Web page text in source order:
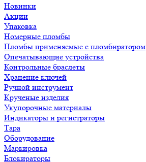
Новинки
Акции
Упаковка
Номерные пломбы
Пломбы применяемые с пломбиратором
Опечатывающие устройства
Контрольные браслеты
Хранение ключей
Ручной инструмент
Крученые изделия
Укупорочные материалы
Индикаторы и регистраторы
Тара
Оборудование
Маркировка
Блокираторы